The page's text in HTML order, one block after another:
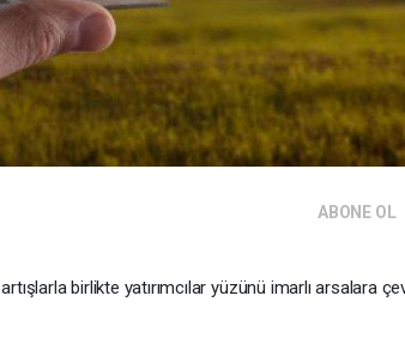
ABONE OL
birlikte yatırımcılar yüzünü imarlı arsalara